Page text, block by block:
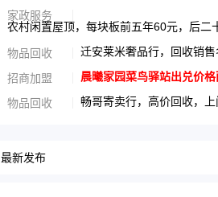
家政服务
农村闲置屋顶，每块板前五年60元，后
物品回收 迁安莱米奢品行，回收销
招商加盟 晨曦家园菜鸟驿站出兑价
物品回收 畅哥寄卖行，高价回收，
最新发布